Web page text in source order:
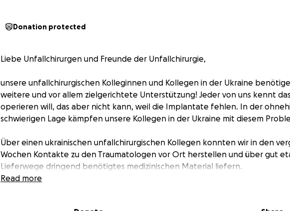
Donation protected
Liebe Unfallchirurgen und Freunde der Unfallchirurgie,
unsere unfallchirurgischen Kolleginnen und Kollegen in der Ukraine
weitere und vor allem zielgerichtete Unterstützung! Jeder von uns kennt
operieren will, das aber nicht kann, weil die Implantate fehlen. In der
schwierigen Lage kämpfen unsere Kollegen in der Ukraine mit diesem
Über einen ukrainischen unfallchirurgischen Kollegen konnten wir in den
Wochen Kontakte zu den Traumatologen vor Ort herstellen und über gut
Lieferwege dringend benötigtes medizinischen Material liefern.
Read more